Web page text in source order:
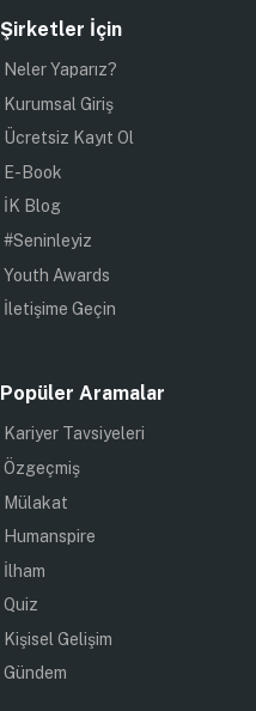
Şirketler İçin
Neler Yaparız?
Kurumsal Giriş
Ücretsiz Kayıt Ol
E-Book
İK Blog
#Seninleyiz
Youth Awards
İletişime Geçin
Popüler Aramalar
Kariyer Tavsiyeleri
Özgeçmiş
Mülakat
Humanspire
İlham
Quiz
Kişisel Gelişim
Gündem